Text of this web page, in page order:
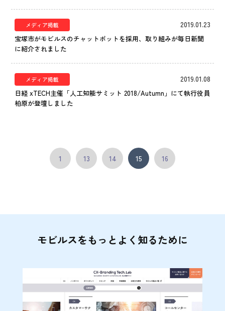
メディア掲載 2019.01.23
宝塚市がモビルスのチャットボットを採用、取り組みが毎日新聞
に紹介されました
メディア掲載 2019.01.08
日経 xTECH主催「人工知能サミット 2018/Autumn」にて執行役員
柏原が登壇しました
1 13 14 15 16
モビルスをもっとよく知るために